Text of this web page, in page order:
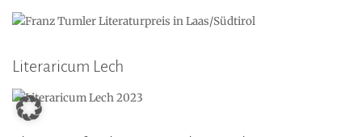
Literaricum Lech